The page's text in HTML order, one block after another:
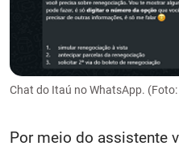
Chat do Itaú no WhatsApp.
Por meio do assistente